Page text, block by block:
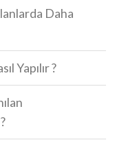
Daha
Yapılır ?